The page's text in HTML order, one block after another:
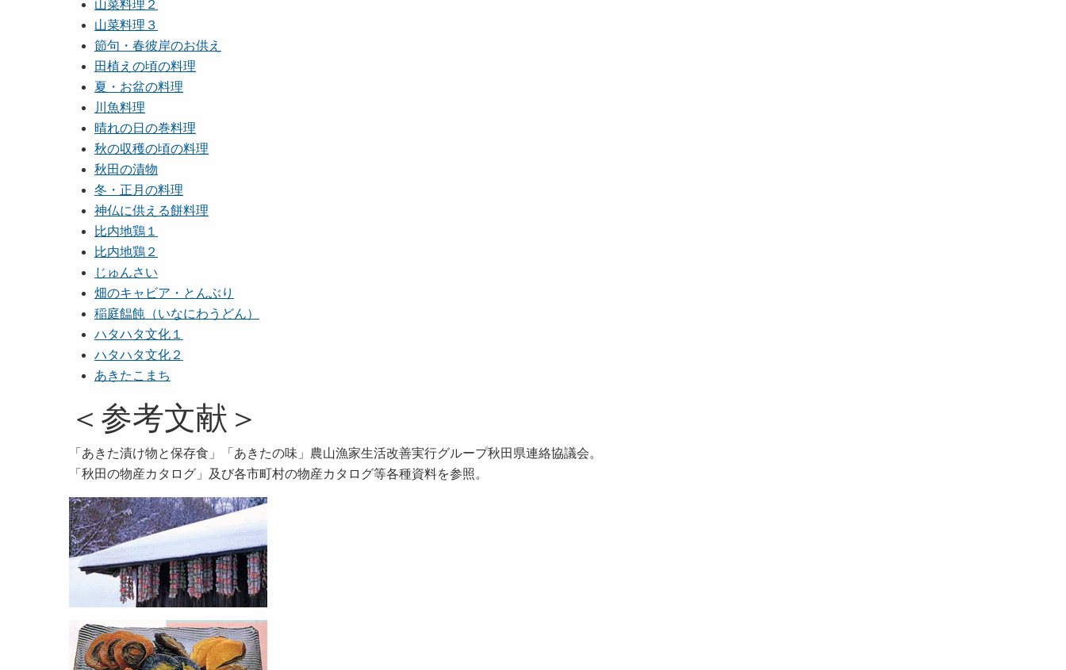
山菜料理２
山菜料理３
節句・春彼岸のお供え
田植えの頃の料理
夏・お盆の料理
川魚料理
晴れの日の巻料理
秋の収穫の頃の料理
秋田の漬物
冬・正月の料理
神仏に供える餅料理
比内地鶏１
比内地鶏２
じゅんさい
畑のキャビア・とんぶり
稲庭饂飩（いなにわうどん）
ハタハタ文化１
ハタハタ文化２
あきたこまち
＜参考文献＞
「あきた漬け物と保存食」「あきたの味」農山漁家生活改善実行グループ秋田県連絡協議会。
「秋田の物産カタログ」及び各市町村の物産カタログ等各種資料を参照。